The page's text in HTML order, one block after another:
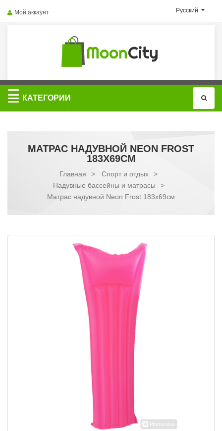
Русский
Мой аккаунт
Категории
КАТЕГОРИИ
МАТРАС НАДУВНОЙ NEON FROST
183Х69СМ
Главная > Спорт и отдых
>
Надувные бассейны и матрасы
>
Матрас надувной Neon Frost 183х69см